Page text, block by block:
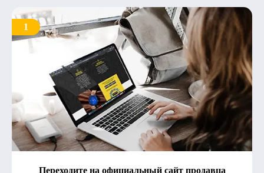
1
Переходите на официальный сайт продавца